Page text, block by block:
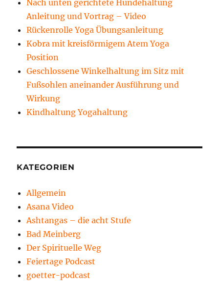
Nach unten gerichtete Hundehaltung
Anleitung und Vortrag – Video
Rückenrolle Yoga Übungsanleitung
Kobra mit kreisförmigem Atem Yoga
Position
Geschlossene Winkelhaltung im Sitz mit
Fußsohlen aneinander Ausführung und
Wirkung
Kindhaltung Yogahaltung
KATEGORIEN
Allgemein
Asana Video
Ashtangas – die acht Stufe
Bad Meinberg
Der Spirituelle Weg
Feiertage Podcast
goetter-podcast